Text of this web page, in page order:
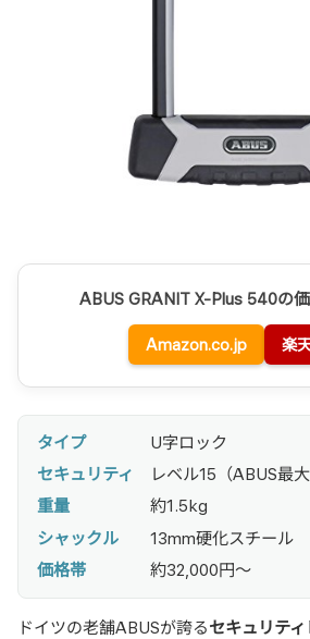
ABUS GRANIT X-Plus 540の
Amazon.co.jp 楽
タイプ
U字ロック
セキュリティ
レベル15（ABUS最大
重量
約1.5kg
シャックル
13mm硬化スチール
価格帯
約32,000円〜
ドイツの老舗ABUSが誇るセキュリティ